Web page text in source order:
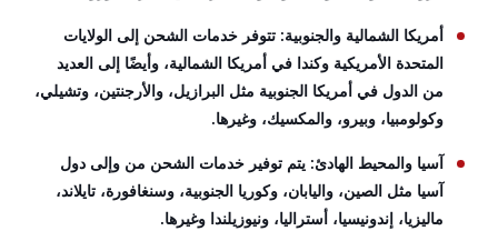
أمريكا الشمالية والجنوبية: تتوفر خدمات الشحن إلى الولايات
المتحدة الأمريكية وكندا في أمريكا الشمالية، وأيضًا إلى العديد
من الدول في أمريكا الجنوبية مثل البرازيل، والأرجنتين، وتشيلي،
وكولومبيا، وبيرو، والمكسيك، وغيرها.
آسيا والمحيط الهادئ: يتم توفير خدمات الشحن من وإلى دول
آسيا مثل الصين، واليابان، وكوريا الجنوبية، وسنغافورة، تايلاند،
ماليزيا، إندونيسيا، أستراليا، ونيوزيلندا وغيرها.